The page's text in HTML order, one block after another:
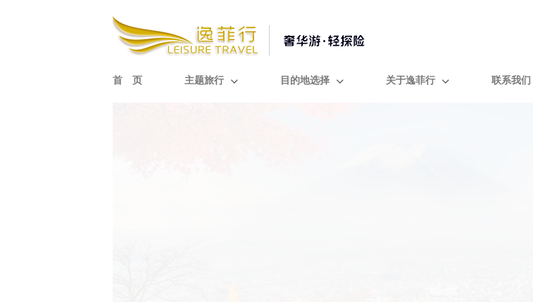
首 页 主题旅行 目的地选择 关于逸菲行 联系我们